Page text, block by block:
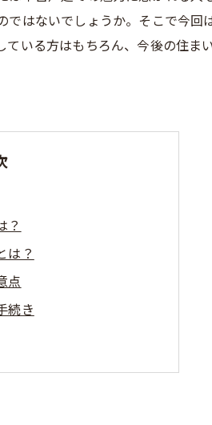
はないでしょうか。そこで今回
いる方はもちろん、今後の住ま
？
は？
点
続き